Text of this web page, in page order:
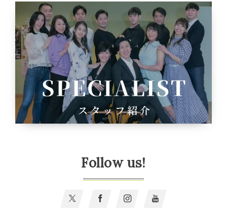
Follow us!